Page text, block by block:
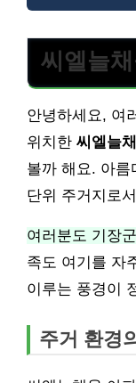
씨엘늘
안녕하세요, 여
위치한 씨엘늘
볼까 해요. 아름
단위 주거지로
여러분도 기장
족도 여기를 자
이루는 풍경이
주거 환경